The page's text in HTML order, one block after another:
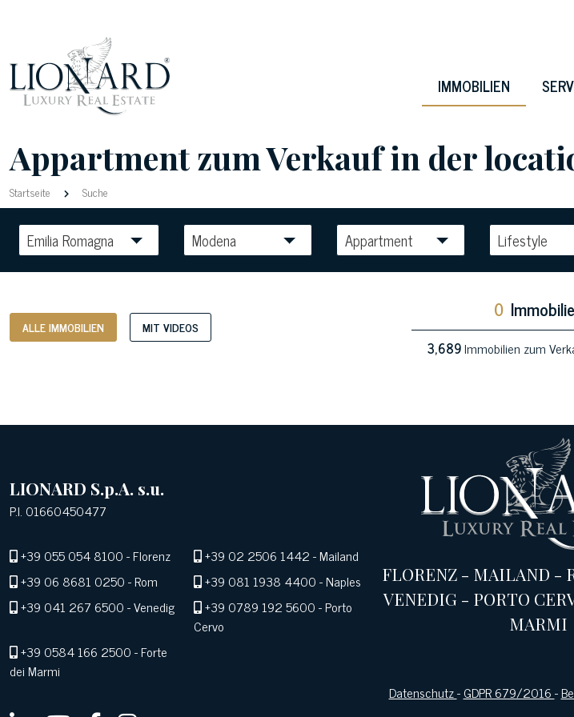
IMMOBILIEN
Appartment zum Verkauf in der
Startseite Suche
Emilia Romagna Modena Appartment Lifestyle
ALLE IMMOBILIEN MIT VIDEOS
0
3,689Immobilien zum
LIONARD S.p.A. s.u.
P.I. 01660450477
+39 055 054 8100- Florenz +39 02 2506 1442- Mailand
+39 06 8681 0250- Rom +39 081 1938 4400- Naples
+39 041 267 6500- Venedig +39 0789 192 5600- Porto
Cervo
+39 0584 166 2500- Forte
dei Marmi
FLORENZ- MAILAND -
VENEDIG - PORTO
MARMI
Datenschutz-GDPR 679/2016-